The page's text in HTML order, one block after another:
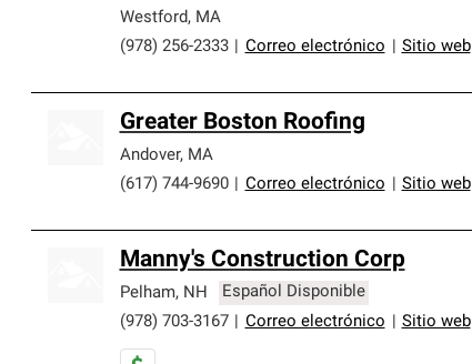
Westford , MA
(978) 256-2333
Correo electrónico Sitio web
Greater Boston Roofing
Andover, MA
(617) 744-9690
Correo electrónico Sitio web
Manny's Construction Corp
Pelham, NH
Español Disponible
(978) 703-3167
Correo electrónico Sitio web